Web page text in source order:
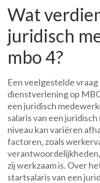
Wat
juridisch
mbo 4?
Een veelgestelde
dienstverlening op
een juridisch
salaris van een
niveau kan variëren
factoren, zoals
zij werkzaam is. Over
startsalaris van een